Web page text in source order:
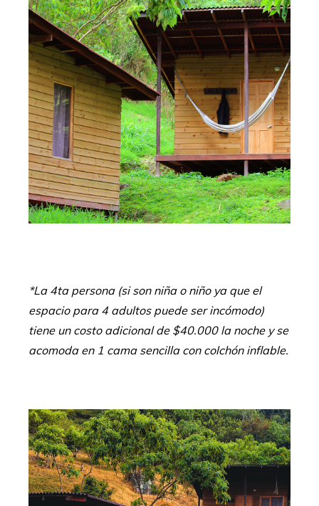
*La 4ta persona (si son niña o niño ya que el
espacio para 4 adultos puede ser incómodo)
tiene un costo adicional de $40.000 la noche y se
acomoda en 1 cama sencilla con colchón inflable.